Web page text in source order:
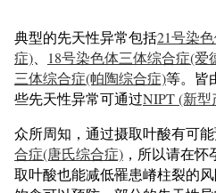
典型的先天性异常包括21号染
症)、 18号染色体三体综合症(爱
三体综合症(帕陶综合症)等。皆
些先天性异常可通过NIPT (新
众所周知，通过摄取叶酸有可
合症(唐氏综合症) ，所以请在
取叶酸也能减低罹患嵴柱裂的